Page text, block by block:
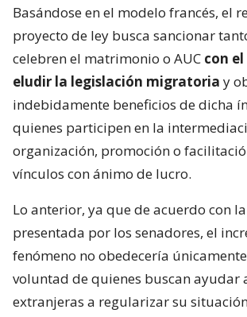
Basándose en el modelo francés, el
proyecto de ley busca sancionar
celebren el matrimonio o AUC con
eludir la legislación migratoria y
indebidamente beneficios de dicha
quienes participen en la
organización, promoción o
vínculos con ánimo de lucro.
Lo anterior, ya que de acuerdo con
presentada por los senadores, el
fenómeno no obedecería
voluntad de quienes buscan ayudar
extranjeras a regularizar su